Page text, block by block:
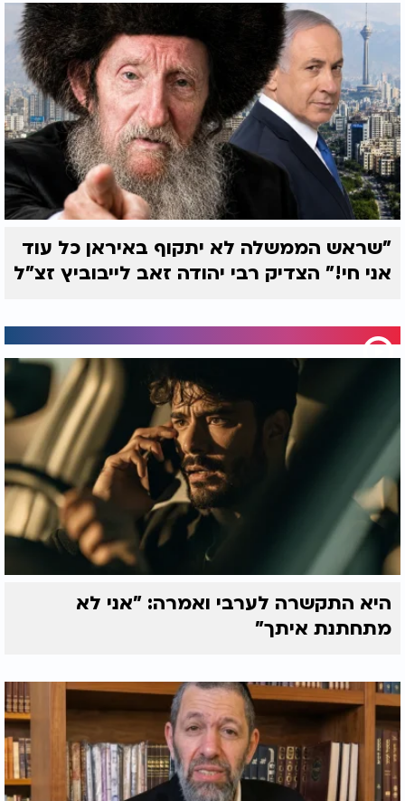
"שראש הממשלה לא יתקוף באיראן כל עוד
אני חי!" הצדיק רבי יהודה זאב לייבוביץ זצ"ל
היא התקשרה לערבי ואמרה: "אני לא
מתחתנת איתך"